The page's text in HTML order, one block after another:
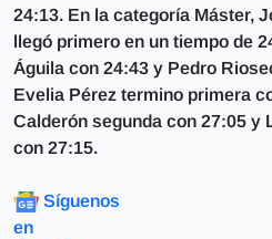
24:13. En la categoría Máster,
llegó primero en un tiempo de
Águila con 24:43 y Pedro
Evelia Pérez termino primera
Calderón segunda con 27:05 y
con 27:15.
Síguenos
en